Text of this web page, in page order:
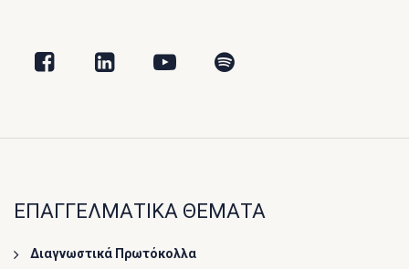
ΕΠΑΓΓΕΛΜΑΤΙΚΑ ΘΕΜΑΤΑ
Διαγνωστικά Πρωτόκολλα